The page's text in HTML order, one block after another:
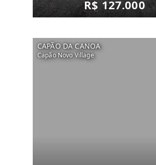
R$ 127.000
CAPÃO DA CANOA
Capão Novo Village